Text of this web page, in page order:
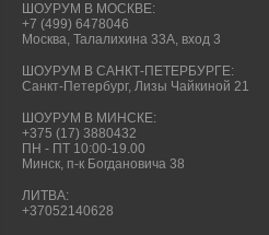
ШОУРУМ В МОСКВЕ:
+7 (499) 6478046
Москва, Талалихина 33А, вход 3
ШОУРУМ В САНКТ-ПЕТЕРБУРГЕ:
Санкт-Петербург, Лизы Чайкиной 21
ШОУРУМ В МИНСКЕ:
+375 (17) 3880432
ПН - ПТ 10:00-19.00
Минск, п-к Богдановича 38
ЛИТВА:
+37052140628